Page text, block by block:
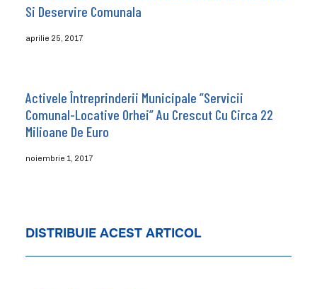
Si Deservire Comunala
aprilie 25, 2017
Activele Întreprinderii Municipale ”Servicii
Comunal-Locative Orhei” Au Crescut Cu Circa 22
Milioane De Euro
noiembrie 1, 2017
DISTRIBUIE ACEST ARTICOL